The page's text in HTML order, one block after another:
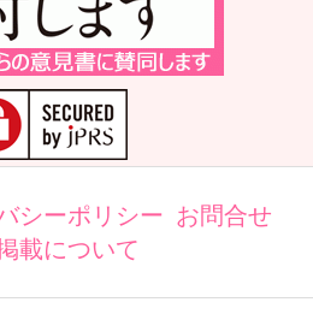
シーポリシー お問合せ
載について